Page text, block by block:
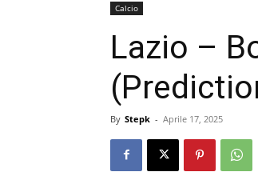
Calcio
Lazio –
By Stepk - Aprile 17, 2025